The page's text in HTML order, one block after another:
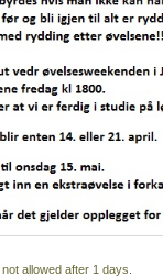
allowed after 1 days.